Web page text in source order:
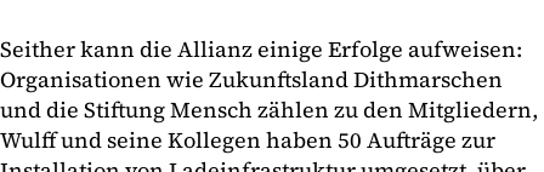
Seither kann die Allianz einige Erfolge aufweisen:
Organisationen wie Zukunftsland Dithmarschen
und die Stiftung Mensch zählen zu den Mitgliedern,
Wulff und seine Kollegen haben 50 Aufträge zur